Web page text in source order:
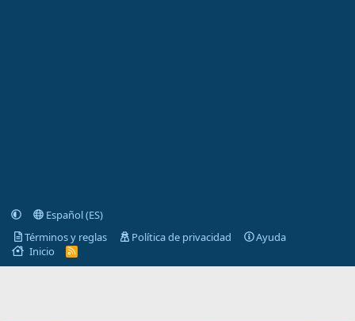
Español (ES)
Términos y reglas
Política de privacidad
Ayuda
Inicio
R
S